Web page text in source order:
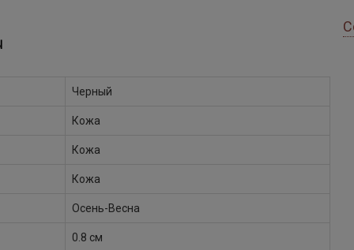
Черный
Кожа
Кожа
Кожа
Осень-Весна
0.8 см